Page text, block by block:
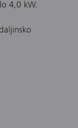
4,0 kW.